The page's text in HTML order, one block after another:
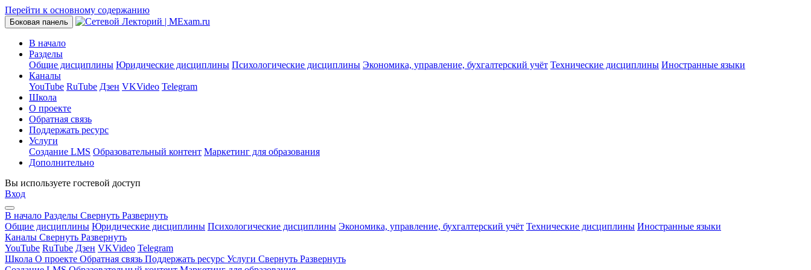
Перейти к основному содержанию
Боковая панель
В начало
Разделы
Общие дисциплины Юридические дисциплины Психологические дисциплины Экономика, управление, бухгалтерский учёт Технические дисциплины Иностранные языки
Каналы
YouTube RuTube Дзен VKVideo Telegram
Школа
О проекте
Обратная связь
Поддержать ресурс
Услуги
Создание LMS Образовательный контент Маркетинг для образования
Дополнительно
Вы используете гостевой доступ
Вход
В начало Разделы Свернуть Развернуть
Общие дисциплины Юридические дисциплины Психологические дисциплины Экономика, управление, бухгалтерский учёт Технические дисциплины Иностранные языки
Каналы Свернуть Развернуть
YouTube RuTube Дзен VKVideo Telegram
Школа О проекте Обратная связь Поддержать ресурс Услуги Свернуть Развернуть